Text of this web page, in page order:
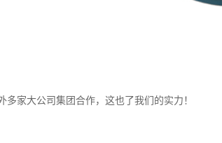
多家大公司集团合作，这也了我们的实力！